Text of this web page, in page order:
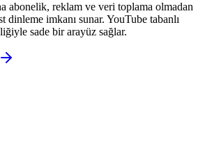
abonelik, reklam ve veri toplama olmadan
dinleme imkanı sunar. YouTube tabanlı
sade bir arayüz sağlar.